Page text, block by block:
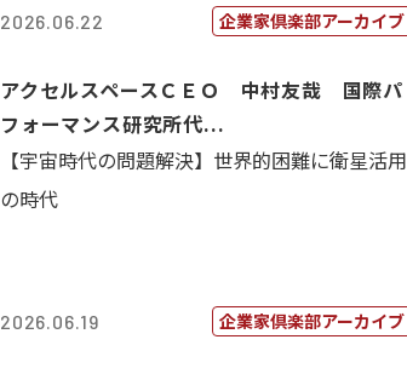
2026.06.22 企業家倶楽部アーカイブ
アクセルスペースＣＥＯ 中村友哉 国際パ
フォーマンス研究所代...
【宇宙時代の問題解決】世界的困難に衛星活用
の時代
2026.06.19 企業家倶楽部アーカイブ